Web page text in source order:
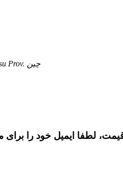
شماره 155، جاده Xiaokang، شهر Dongchen، شهر Rugao، Jiangsu Prov. چین